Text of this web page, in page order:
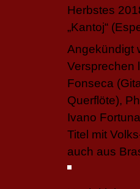
Herbstes
„Kantoj“
Angekündigt
Versprechen
Fonseca
Querflöte),
Ivano
Titel mit
auch aus